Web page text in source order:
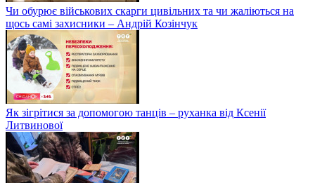
Чи обурює військових скарги цивільних та чи жаліються на
щось самі захисники – Андрій Козінчук
Як зігрітися за допомогою танців – руханка від Ксенії
Литвинової